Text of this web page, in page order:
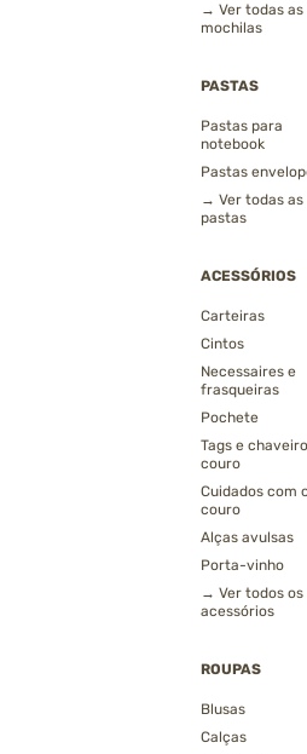
→ Ver todas as
mochilas
PASTAS
Pastas para
notebook
Pastas
→ Ver todas as
pastas
ACESSÓRIOS
Carteiras
Cintos
Necessaires e
frasqueiras
Pochete
Tags e
couro
Cuidados com
couro
Alças avulsas
Porta-vinho
→ Ver todos os
acessórios
ROUPAS
Blusas
Calças